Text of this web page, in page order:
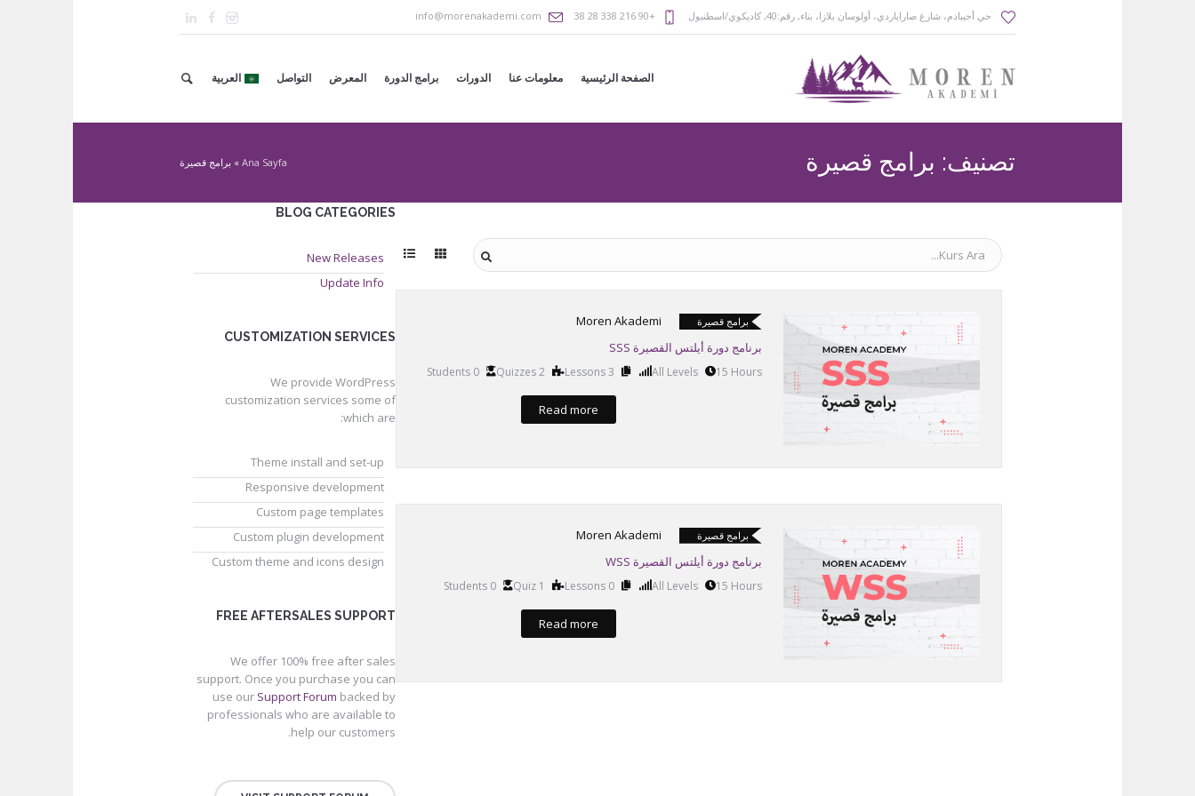
حي أجيبادم، شارع صاراياردي، أولوسان بلازا، بناء, رقم:40 , كاديكوي/اسطنبول +90 216 338 28 38
info@morenakademi.com
الصفحة الرئيسية معلومات عنا الدورات برامج الدورة المعرض التواصل العربية
تصنيف: برامج قصيرة Ana Sayfa
» برامج قصيرة
برامج قصيرة
Moren Akademi
برنامج دورة أيلتس القصيرة SSS
15 Hours
All Levels
3 Lessons
2 Quizzes
0 Students
Read more
برامج قصيرة
Moren Akademi
برنامج دورة أيلتس القصيرة WSS
15 Hours
All Levels
0 Lessons
1 Quiz
0 Students
Read more
BLOG CATEGORIES
New Releases
Update Info
CUSTOMIZATION SERVICES
We provide WordPress
customization services some of
which are:
Theme install and set-up
Responsive development
Custom page templates
Custom plugin development
Custom theme and icons design
FREE AFTERSALES SUPPORT
We offer 100% free after sales
support. Once you purchase you can
use our Support Forum backed by
professionals who are available to
help our customers.